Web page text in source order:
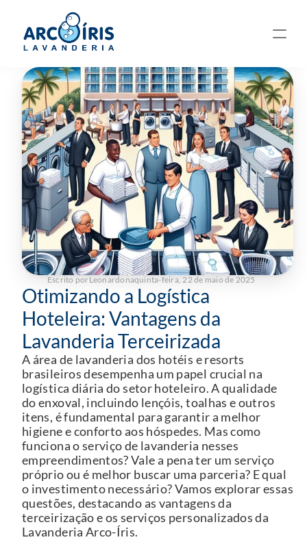
Escrito porLeonardo naquinta-feira, 22 de maio de 2025
Otimizando a Logística
Hoteleira: Vantagens da
Lavanderia Terceirizada
A área de lavanderia dos hotéis e resorts
brasileiros desempenha um papel crucial na
logística diária do setor hoteleiro. A qualidade
do enxoval, incluindo lençóis, toalhas e outros
itens, é fundamental para garantir a melhor
higiene e conforto aos hóspedes. Mas como
funciona o serviço de lavanderia nesses
empreendimentos? Vale a pena ter um serviço
próprio ou é melhor buscar uma parceria? E qual
o investimento necessário? Vamos explorar essas
questões, destacando as vantagens da
terceirização e os serviços personalizados da
Lavanderia Arco-Íris.